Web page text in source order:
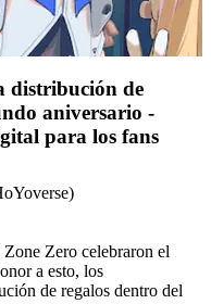
distribución de
aniversario -
para los fans
Zero celebraron el
a esto, los
de regalos dentro del